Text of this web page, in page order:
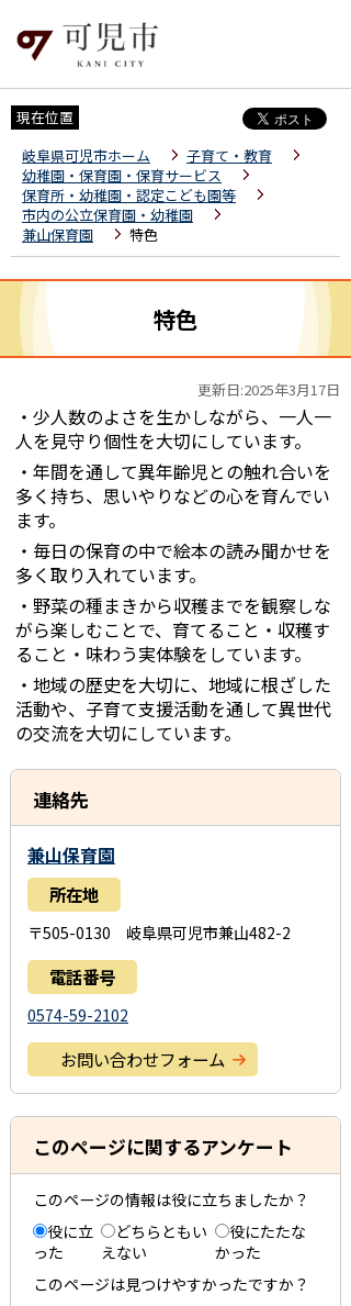
現在位置
岐阜県可児市ホーム
子育て・教育
幼稚園・保育園・保育サービス
保育所・幼稚園・認定こども園等
市内の公立保育園・幼稚園
兼山保育園
特色
特色
更新日:2025年3月17日
・少人数のよさを生かしながら、一人一
人を見守り個性を大切にしています。
・年間を通して異年齢児との触れ合いを
多く持ち、思いやりなどの心を育んでい
ます。
・毎日の保育の中で絵本の読み聞かせを
多く取り入れています。
・野菜の種まきから収穫までを観察しな
がら楽しむことで、育てること・収穫す
ること・味わう実体験をしています。
・地域の歴史を大切に、地域に根ざした
活動や、子育て支援活動を通して異世代
の交流を大切にしています。
連絡先
兼山保育園
所在地
〒505-0130 岐阜県可児市兼山482-2
電話番号
0574-59-2102
お問い合わせフォーム
このページに関するアンケート
このページの情報は役に立ちましたか？
役に立
った
どちらともい
えない
役にたたな
かった
このページは見つけやすかったですか？